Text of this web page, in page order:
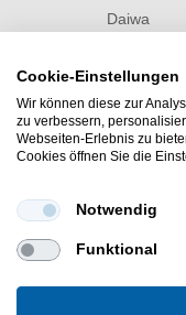
Daiwa
Delkim
Dieter
Ehmanns
FOX
FishUP
Forge of
Cookie-Einstellungen
Wir können diese zur
zu verbessern,
Webseiten-Erlebnis zu
Cookies öffnen Sie die
Notwendig
Funktional